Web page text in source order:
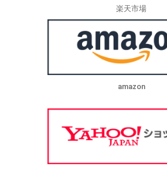
楽天市場
amazon